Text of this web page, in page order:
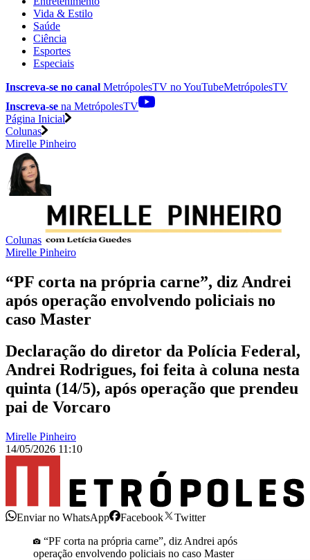
Vida & Estilo
Saúde
Ciência
Esportes
Especiais
Inscreva-se no canal MetrópolesTV noYouTubeMetrópolesTV
Inscreva-se na MetrópolesTV
Página Inicial
Colunas
Mirelle Pinheiro
Colunas
Mirelle Pinheiro
“PF corta na própria carne”, diz Andrei
após operação envolvendo policiais no
caso Master
Declaração do diretor da Polícia Federal,
Andrei Rodrigues, foi feita à coluna nesta
quinta (14/5), após operação que prendeu
pai de Vorcaro
Mirelle Pinheiro
14/05/2026 11:10
Enviar no WhatsApp Facebook
Twitter
“PF corta na própria carne”, diz Andrei após
operação envolvendo policiais no caso Master